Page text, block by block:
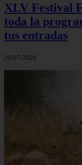
XLV Festival
toda la
tus entradas
20/07/2026